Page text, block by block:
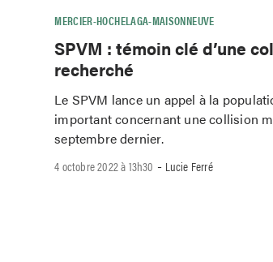
MERCIER-HOCHELAGA-MAISONNEUVE
SPVM : témoin clé d’une
recherché
Le SPVM lance un appel à la
important concernant une collision
septembre dernier.
4 octobre 2022 à 13h30 - Lucie Ferré